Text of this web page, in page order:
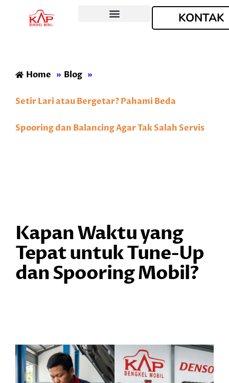
KONTAK
Home » Blog »
Setir Lari atau Bergetar? Pahami Beda
Spooring dan Balancing Agar Tak Salah Servis
Kapan Waktu yang
Tepat untuk Tune-Up
dan Spooring Mobil?